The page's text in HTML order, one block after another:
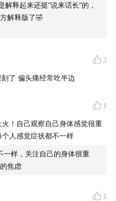
解释起来还挺“说来话长”的，
解释版了🤣
2
了 偏头痛经常吃半边
1
！自己观察自己身体感觉很重
人感觉症状都不一样
一样，关注自己的身体很重
焦虑
1